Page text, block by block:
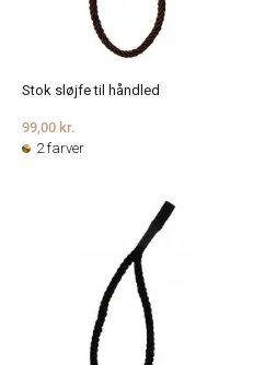
Stok sløjfe til håndled
99,00 kr.
2 farver